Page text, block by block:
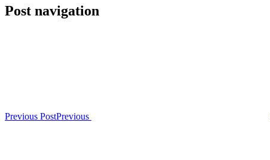
Post navigation
Previous PostPrevious